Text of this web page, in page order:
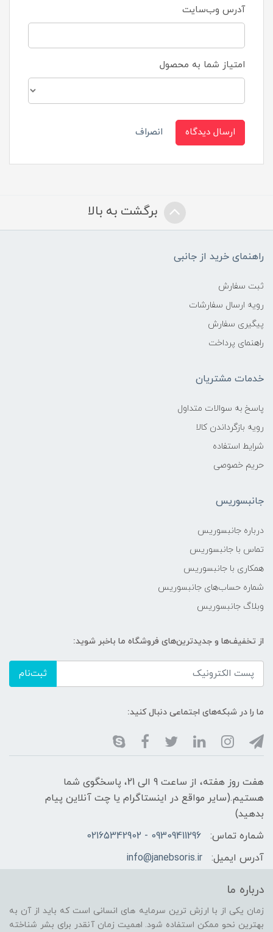
آدرس وب‌سایت
امتیاز شما به محصول
ارسال دیدگاه انصراف
برگشت به بالا
راهنمای خرید از جانبی
ثبت سفارش
رویه ارسال سفارشات
پیگیری سفارش
راهنمای پرداخت
خدمات مشتریان
پاسخ به سوالات متداول
رویه بازگرداندن کالا
شرایط استفاده
حریم خصوصی
جانبسوریس
درباره جانبسوریس
تماس با جانبسوریس
همکاری با جانبسوریس
شماره حساب‌های جانبسوریس
وبلاگ جانبسوریس
از تخفیف‌ها و جدیدترین‌های فروشگاه ما باخبر شوید:
ثبت‌نام
ما را در شبکه‌های اجتماعی دنبال کنید:
هفت روز هفته، از ساعت 9 الی 21، پاسخگوی شما
هستیم.(سایر مواقع در اینستاگرام یا چت آنلاین پیام
بدهید)
شماره تماس:
09309411296 - 02165342902
آدرس ایمیل:
info@janebsoris.ir
درباره ما
زمان یکی از با ارزش ترین سرمایه های انسانی است که باید از آن به
بهترین نحو ممکن استفاده شود. اهمیت زمان آنقدر برای بشر شناخته